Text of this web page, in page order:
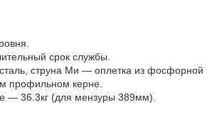
срок службы.
струна Ми — оплетка из фосфорной
профильном керне.
— 36.3кг (для мензуры 389мм).